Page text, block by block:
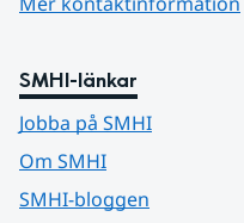
SMHI-länkar
Jobba på SMHI
Om SMHI
SMHI-bloggen